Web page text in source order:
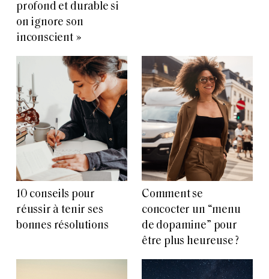
profond et durable si
on ignore son
inconscient »
10 conseils pour
réussir à tenir ses
bonnes résolutions
Comment se
concocter un “menu
de dopamine” pour
être plus heureuse ?